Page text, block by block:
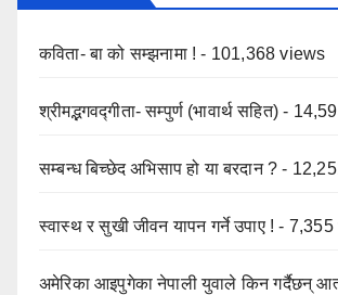
कविता- बा को सम्झनामा ! - 101,368 views
श्रीमद्भगवद्गीता- सम्पुर्ण (भावार्थ सहित) -
सम्बन्ध बिच्छेद अभिसाप हो या बरदान ? -
स्वास्थ र सुखी जीवन यापन गर्ने उपाए ! - 7,355
अमेरिका आइपुगेका नेपाली युवाले किन गर्दैछन्